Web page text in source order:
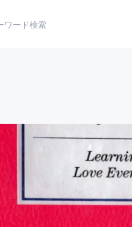
ート・写真
ノロジー・ガジェット
像・映画